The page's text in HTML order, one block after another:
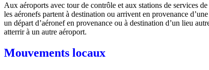
Aux aéroports avec tour de contrôle et aux stations de services
les aéronefs partent à destination ou arrivent en provenance
un départ d’aéronef en provenance ou à destination d’un lieu
atterrir à un autre aéroport.
Mouvements locaux